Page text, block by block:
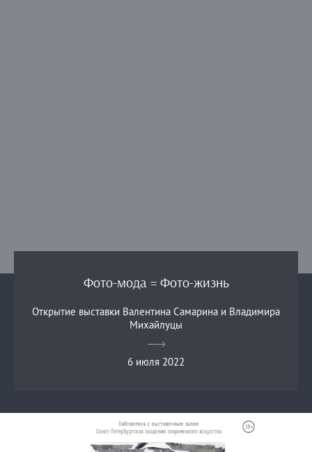
Фото-мода = Фото-жизнь
Открытие выставки Валентина Самарина и Владимира
Михайлуцы
6 июля 2022